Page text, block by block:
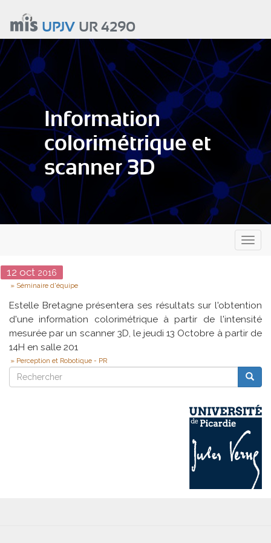
contenu
principal
UPJVUR 4290
Information
colorimétrique et
scanner 3D
Date
12 oct 2016
Type
Séminaire d'équipe
Estelle Bretagne présentera ses résultats sur l'obtention
d'une information colorimétrique à partir de l'intensité
mesurée par un scanner 3D, le jeudi 13 Octobre à partir de
14H en salle 201
Perception et Robotique - PR
Rechercher
Rechercher